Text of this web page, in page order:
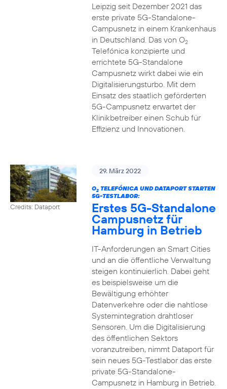
Leipzig seit Dezember 2021 das
erste private 5G-Standalone-
Campusnetz in einem Krankenhaus
in Deutschland. Das von O2
Telefónica konzipierte und
errichtete 5G-Standalone
Campusnetz wirkt dabei wie ein
Digitalisierungsturbo. Mit dem
Einsatz des staatlich geförderten
5G-Campusnetz erwartet der
Klinikbetreiber einen Schub für
Effizienz und Innovationen.
Credits: Dataport
29. März 2022
O2TELEFÓNICA UND DATAPORT STARTEN
5G-TESTLABOR:
Erstes 5G-Standalone
Campusnetz für
Hamburg in Betrieb
IT-Anforderungen an Smart Cities
und an die öffentliche Verwaltung
steigen kontinuierlich. Dabei geht
es beispielsweise um die
Bewältigung erhöhter
Datenverkehre oder die nahtlose
Systemintegration drahtloser
Sensoren. Um die Digitalisierung
des öffentlichen Sektors
voranzutreiben, nimmt Dataport für
sein neues 5G-Testlabor das erste
private 5G-Standalone-
Campusnetz in Hamburg in Betrieb.